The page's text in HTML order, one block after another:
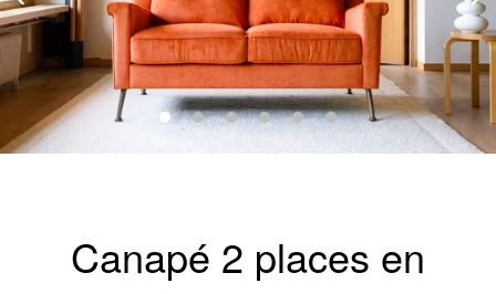
Canapé 2 places en